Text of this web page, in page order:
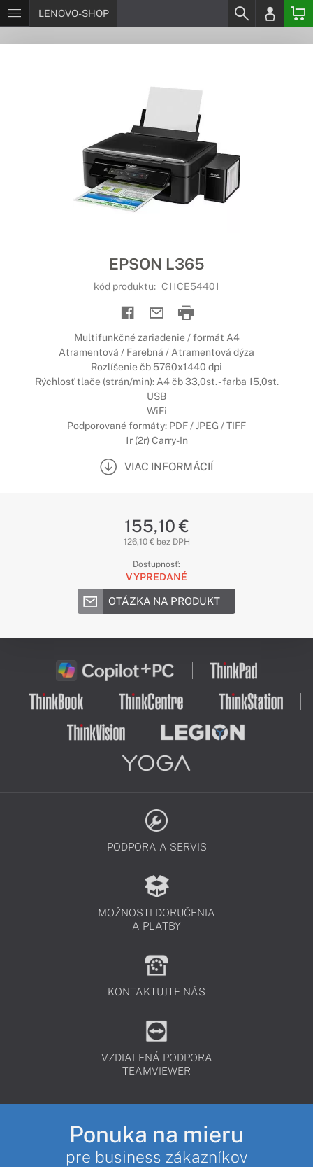
LENOVO-SHOP
EPSON L365
kód produktu: C11CE54401
Multifunkčné zariadenie / formát A4
Atramentová / Farebná / Atramentová dýza
Rozlíšenie čb 5760x1440 dpi
Rýchlosť tlače (strán/min): A4 čb 33,0st. - farba 15,0st.
USB
WiFi
Podporované formáty: PDF / JPEG / TIFF
1r (2r) Carry-In
VIAC INFORMÁCIÍ
155,10 €
126,10 € bez DPH
Dostupnosť:
VYPREDANÉ
OTÁZKA NA PRODUKT
PODPORA A SERVIS
MOŽNOSTI DORUČENIA
A PLATBY
KONTAKTUJTE NÁS
VZDIALENÁ PODPORA
TEAMVIEWER
Ponuka na mieru
pre business zákazníkov